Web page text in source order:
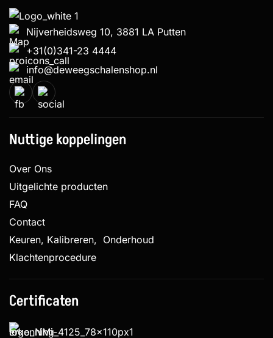
Nijverheidsweg 10, 3881 LA Putten
+31(0)341-23 4444
info@deweegschalenshop.nl
Nuttige koppelingen
Over Ons
Uitgelichte producten
FAQ
Contact
Keuren, Kalibreren, Onderhoud
Klachtenprocedure
Certificaten